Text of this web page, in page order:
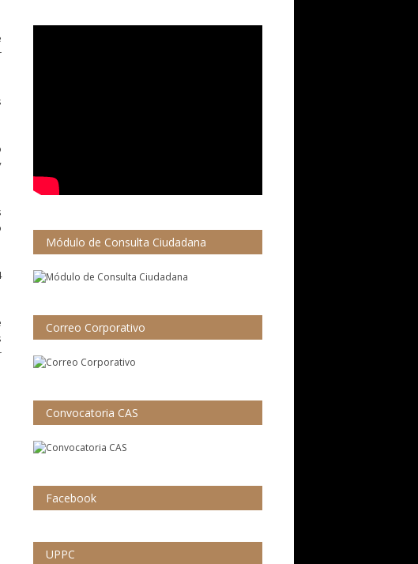
Módulo de Consulta Ciudadana
Correo Corporativo
Convocatoria CAS
Facebook
UPPC